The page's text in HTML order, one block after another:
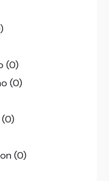
(0)
(0)
(0)
(0)